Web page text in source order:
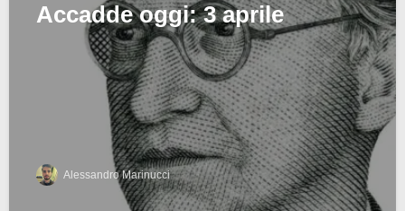
Accadde oggi: 3 aprile
Alessandro Marinucci